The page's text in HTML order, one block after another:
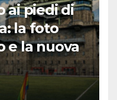
ai piedi di
la foto
e la nuova